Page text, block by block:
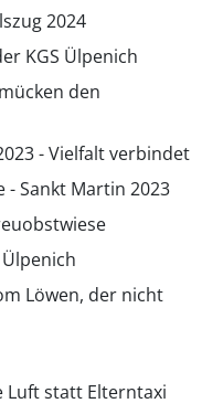
2024
KGS Ülpenich
den
- Vielfalt verbindet
- Sankt Martin 2023
Löwen, der nicht
Luft statt Elterntaxi